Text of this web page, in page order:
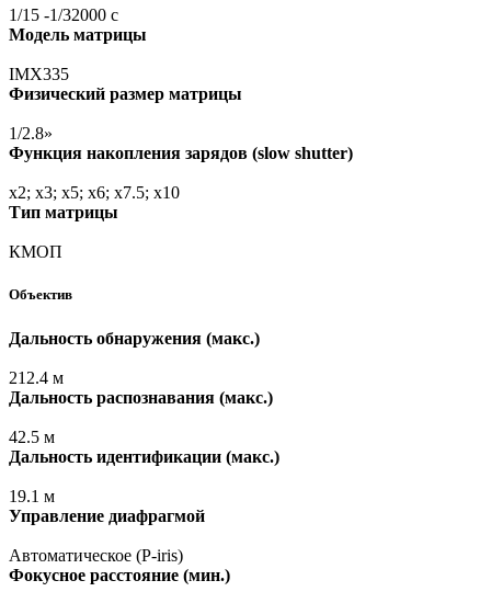
1/15 -1/32000 с
Модель матрицы
IMX335
Физический размер матрицы
1/2.8»
Функция накопления зарядов (slow shutter)
x2; x3; x5; x6; x7.5; x10
Тип матрицы
КМОП
Объектив
Дальность обнаружения (макс.)
212.4 м
Дальность распознавания (макс.)
42.5 м
Дальность идентификации (макс.)
19.1 м
Управление диафрагмой
Автоматическое (P-iris)
Фокусное расстояние (мин.)